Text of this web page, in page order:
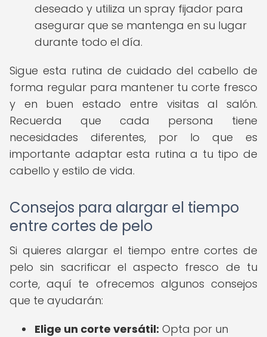
deseado y utiliza un spray fijador para
asegurar que se mantenga en su lugar
durante todo el día.
Sigue esta rutina de cuidado del cabello de
forma regular para mantener tu corte fresco
y en buen estado entre visitas al salón.
Recuerda que cada persona tiene
necesidades diferentes, por lo que es
importante adaptar esta rutina a tu tipo de
cabello y estilo de vida.
Consejos para alargar el tiempo
entre cortes de pelo
Si quieres alargar el tiempo entre cortes de
pelo sin sacrificar el aspecto fresco de tu
corte, aquí te ofrecemos algunos consejos
que te ayudarán:
Elige un corte versátil: Opta por un